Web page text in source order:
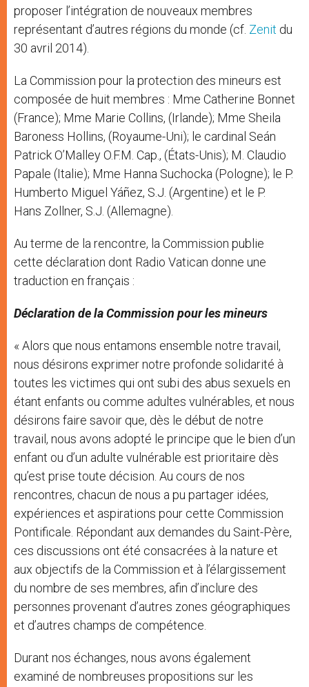
proposer l’intégration de nouveaux membres
représentant d’autres régions du monde (cf. Zenit du
30 avril 2014).
La Commission pour la protection des mineurs est
composée de huit membres : Mme Catherine Bonnet
(France); Mme Marie Collins, (Irlande); Mme Sheila
Baroness Hollins, (Royaume-Uni); le cardinal Seán
Patrick O’Malley O.F.M. Cap., (États-Unis); M. Claudio
Papale (Italie); Mme Hanna Suchocka (Pologne); le P.
Humberto Miguel Yáñez, S.J. (Argentine) et le P.
Hans Zollner, S.J. (Allemagne).
Au terme de la rencontre, la Commission publie
cette déclaration dont Radio Vatican donne une
traduction en français :
Déclaration de la Commission pour les mineurs
« Alors que nous entamons ensemble notre travail,
nous désirons exprimer notre profonde solidarité à
toutes les victimes qui ont subi des abus sexuels en
étant enfants ou comme adultes vulnérables, et nous
désirons faire savoir que, dès le début de notre
travail, nous avons adopté le principe que le bien d’un
enfant ou d’un adulte vulnérable est prioritaire dès
qu’est prise toute décision. Au cours de nos
rencontres, chacun de nous a pu partager idées,
expériences et aspirations pour cette Commission
Pontificale. Répondant aux demandes du Saint-Père,
ces discussions ont été consacrées à la nature et
aux objectifs de la Commission et à l’élargissement
du nombre de ses membres, afin d’inclure des
personnes provenant d’autres zones géographiques
et d’autres champs de compétence.
Durant nos échanges, nous avons également
examiné de nombreuses propositions sur les